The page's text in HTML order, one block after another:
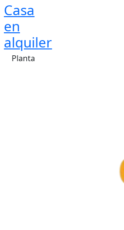
Casa
en
alquiler
Planta